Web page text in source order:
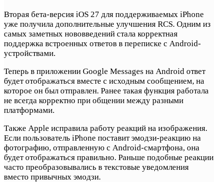
Вторая бета-версия iOS 27 для поддерживаемых iPhone
уже получила дополнительные улучшения RCS. Одним из
самых заметных нововведений стала корректная
поддержка встроенных ответов в переписке с Android-
устройствами.
Теперь в приложении Google Messages на Android ответ
будет отображаться вместе с исходным сообщением, на
которое он был отправлен. Ранее такая функция работала
не всегда корректно при общении между разными
платформами.
Также Apple исправила работу реакций на изображения.
Если пользователь iPhone поставит эмодзи-реакцию на
фотографию, отправленную с Android-смартфона, она
будет отображаться правильно. Раньше подобные реакции
часто преобразовывались в текстовые уведомления
вместо привычных эмодзи.